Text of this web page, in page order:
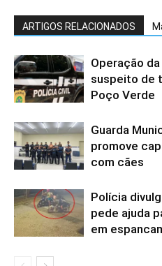
ARTIGOS RELACIONADOS
Operação
suspeito de
Poço Verde
Guarda
promove
com cães
Polícia
pede ajuda
em